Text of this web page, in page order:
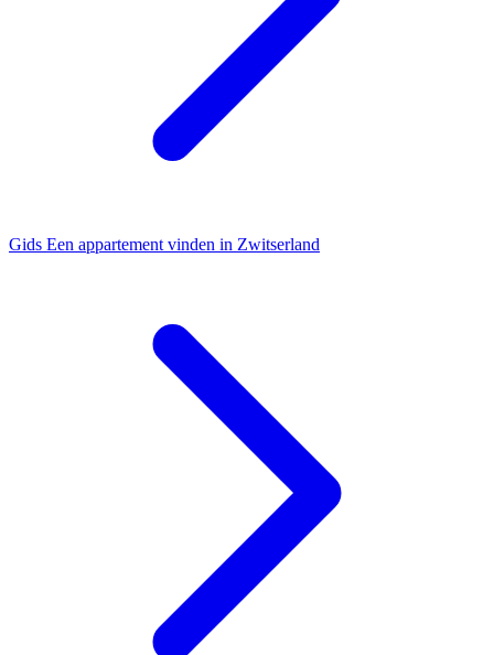
Gids Een appartement vinden in Zwitserland